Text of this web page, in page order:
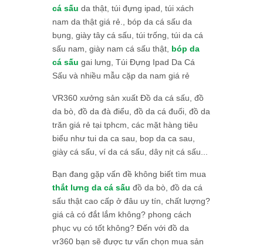
cá sấu da thật, túi đựng ipad, túi xách
nam da thật giá rẻ., bóp da cá sấu da
bụng, giày tây cá sấu, túi trống, túi da cá
sấu nam, giày nam cá sấu thật, bóp da
cá sấu gai lưng, Túi Đựng Ipad Da Cá
Sấu và nhiều mẫu cặp da nam giá rẻ
VR360 xưởng sản xuất Đồ da cá sấu, đồ
da bò, đồ da đà điểu, đồ da cá đuối, đồ da
trăn giá rẻ tại tphcm, các mặt hàng tiêu
biểu như tui da ca sau, bop da ca sau,
giày cá sấu, ví da cá sấu, dây nịt cá sấu...
Bạn đang gặp vấn đề không biết tìm mua
thắt lưng da cá sấu đồ da bò, đồ da cá
sấu thật cao cấp ở đâu uy tín, chất lượng?
giá cả có đắt lắm không? phong cách
phục vụ có tốt không? Đến với đồ da
vr360 bạn sẽ được tư vấn chọn mua sản